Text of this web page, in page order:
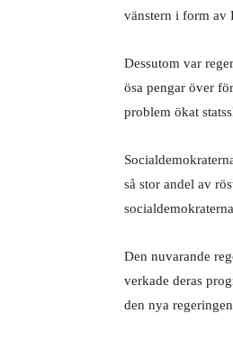
vänstern i form av
Dessutom var
ösa pengar över
problem ökat
så stor andel av
Den nuvarande
verkade deras
den nya